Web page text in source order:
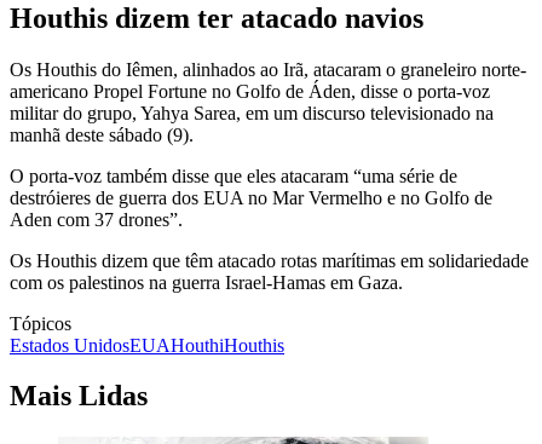
Houthis dizem ter atacado navios
Os Houthis do Iêmen, alinhados ao Irã, atacaram o graneleiro norte-
americano Propel Fortune no Golfo de Áden, disse o porta-voz
militar do grupo, Yahya Sarea, em um discurso televisionado na
manhã deste sábado (9).
O porta-voz também disse que eles atacaram “uma série de
destróieres de guerra dos EUA no Mar Vermelho e no Golfo de
Aden com 37 drones”.
Os Houthis dizem que têm atacado rotas marítimas em solidariedade
com os palestinos na guerra Israel-Hamas em Gaza.
Tópicos
Estados UnidosEUAHouthiHouthis
Mais Lidas